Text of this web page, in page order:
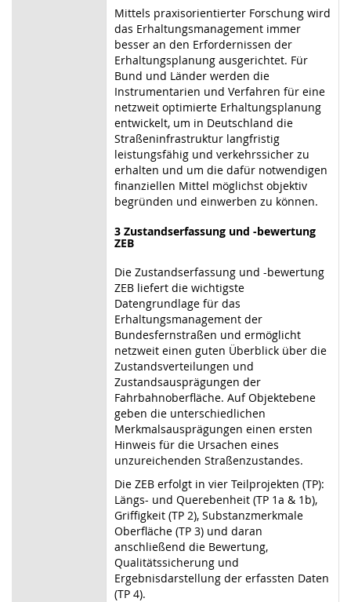
Mittels praxisorientierter Forschung wird
das Erhaltungsmanagement immer
besser an den Erfordernissen der
Erhaltungsplanung ausgerichtet. Für
Bund und Länder werden die
Instrumentarien und Verfahren für eine
netzweit optimierte Erhaltungsplanung
entwickelt, um in Deutschland die
Straßeninfrastruktur langfristig
leistungsfähig und verkehrssicher zu
erhalten und um die dafür notwendigen
finanziellen Mittel möglichst objektiv
begründen und einwerben zu können.
3 Zustandserfassung und -bewertung
ZEB
Die Zustandserfassung und -bewertung
ZEB liefert die wichtigste
Datengrundlage für das
Erhaltungsmanagement der
Bundesfernstraßen und ermöglicht
netzweit einen guten Überblick über die
Zustandsverteilungen und
Zustandsausprägungen der
Fahrbahnoberfläche. Auf Objektebene
geben die unterschiedlichen
Merkmalsausprägungen einen ersten
Hinweis für die Ursachen eines
unzureichenden Straßenzustandes.
Die ZEB erfolgt in vier Teilprojekten (TP):
Längs- und Querebenheit (TP 1a & 1b),
Griffigkeit (TP 2), Substanzmerkmale
Oberfläche (TP 3) und daran
anschließend die Bewertung,
Qualitätssicherung und
Ergebnisdarstellung der erfassten Daten
(TP 4).